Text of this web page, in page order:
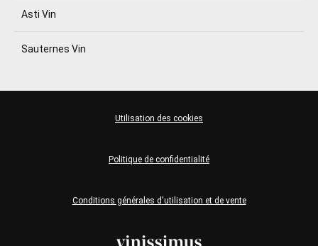
Asti Vin
Sauternes Vin
Conditions générales d'utilisation et de vente
Politique de confidentialité
Utilisation des cookies